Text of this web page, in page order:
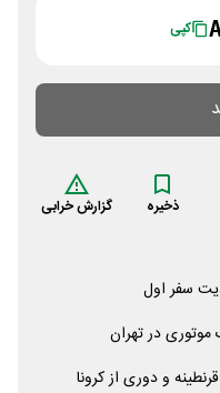
کپی
ذخیره گزارش خرابی
سفر اول
در تهران
و دوری از کرونا